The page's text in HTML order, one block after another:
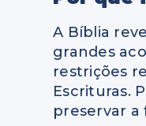
A Bíblia
grandes
restrições
Escrituras.
preservar a